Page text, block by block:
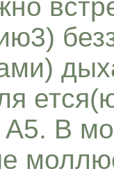
А5. В